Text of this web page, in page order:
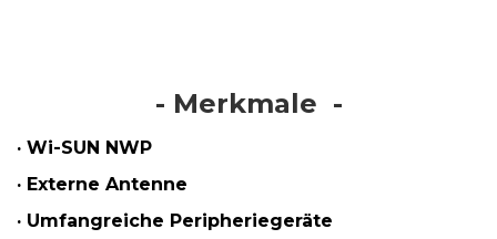
- Merkmale -
· Wi-SUN NWP
· Externe Antenne
· Umfangreiche Peripheriegeräte